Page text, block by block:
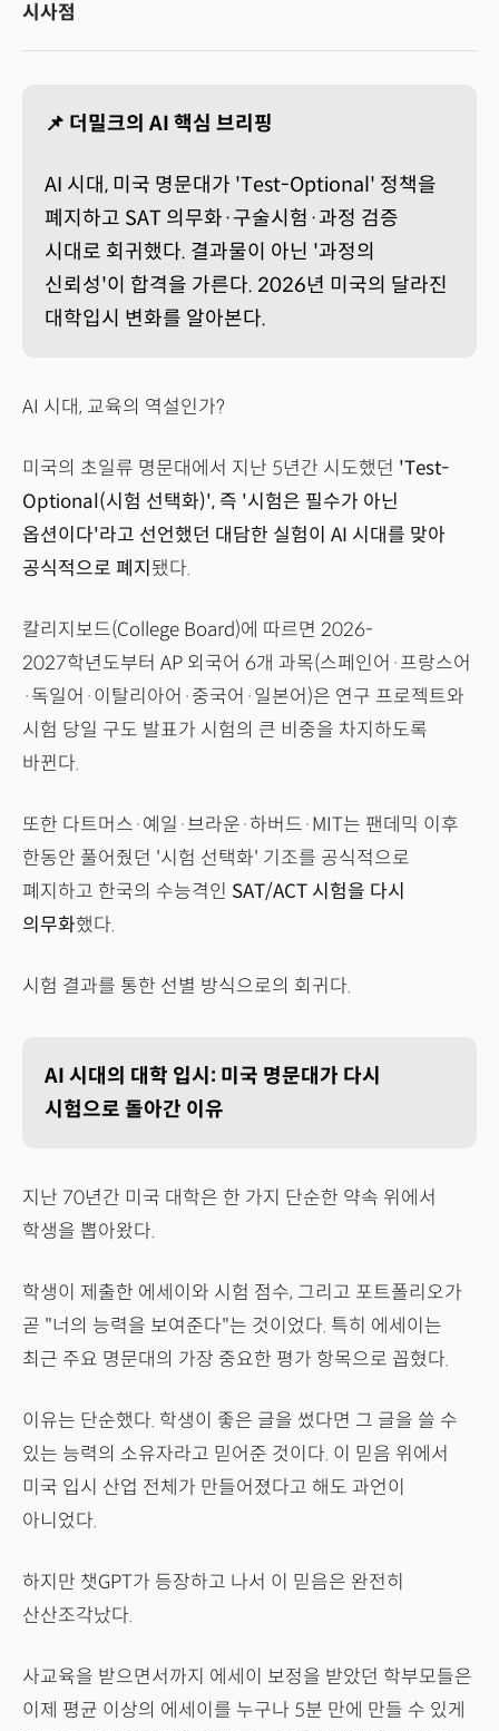
시사점
📌 더밀크의 AI 핵심 브리핑
AI 시대, 미국 명문대가 'Test-Optional' 정책을
폐지하고 SAT 의무화·구술시험·과정 검증
시대로 회귀했다. 결과물이 아닌 '과정의
신뢰성'이 합격을 가른다. 2026년 미국의 달라진
대학입시 변화를 알아본다.
AI 시대, 교육의 역설인가?
미국의 초일류 명문대에서 지난 5년간 시도했던 'Test-
Optional(시험 선택화)', 즉 '시험은 필수가 아닌
옵션이다'라고 선언했던 대담한 실험이 AI 시대를 맞아
공식적으로 폐지 됐다.
칼리지보드(College Board)에 따르면 2026-
2027학년도부터 AP 외국어 6개 과목(스페인어·프랑스어
·독일어·이탈리아어·중국어·일본어)은 연구 프로젝트와
시험 당일 구도 발표가 시험의 큰 비중을 차지하도록
바뀐다.
또한 다트머스·예일·브라운·하버드·MIT는 팬데믹 이후
한동안 풀어줬던 '시험 선택화' 기조를 공식적으로
폐지하고 한국의 수능격인 SAT/ACT 시험을 다시
의무화했다.
시험 결과를 통한 선별 방식으로의 회귀다.
AI 시대의 대학 입시: 미국 명문대가 다시
시험으로 돌아간 이유
지난 70년간 미국 대학은 한 가지 단순한 약속 위에서
학생을 뽑아왔다.
학생이 제출한 에세이와 시험 점수, 그리고 포트폴리오가
곧 "너의 능력을 보여준다"는 것이었다. 특히 에세이는
최근 주요 명문대의 가장 중요한 평가 항목으로 꼽혔다.
이유는 단순했다. 학생이 좋은 글을 썼다면 그 글을 쓸 수
있는 능력의 소유자라고 믿어준 것이다. 이 믿음 위에서
미국 입시 산업 전체가 만들어졌다고 해도 과언이
아니었다.
하지만 챗GPT가 등장하고 나서 이 믿음은 완전히
산산조각났다.
사교육을 받으면서까지 에세이 보정을 받았던 학부모들은
이제 평균 이상의 에세이를 누구나 5분 만에 만들 수 있게